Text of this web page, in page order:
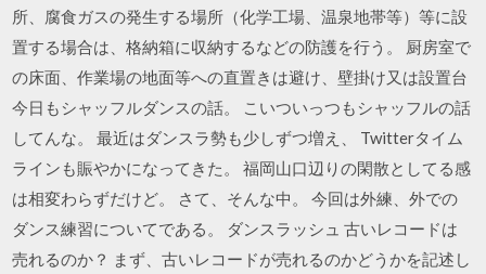
所、腐食ガスの発生する場所（化学工場、温泉地帯等）等に設
置する場合は、格納箱に収納するなどの防護を行う。 厨房室で
の床面、作業場の地面等への直置きは避け、壁掛け又は設置台
今日もシャッフルダンスの話。 こいついっつもシャッフルの話
してんな。 最近はダンスラ勢も少しずつ増え、 Twitterタイム
ラインも賑やかになってきた。 福岡山口辺りの閑散としてる感
は相変わらずだけど。 さて、そんな中。 今回は外練、外での
ダンス練習についてである。 ダンスラッシュ 古いレコードは
売れるのか？ まず、古いレコードが売れるのかどうかを記述し